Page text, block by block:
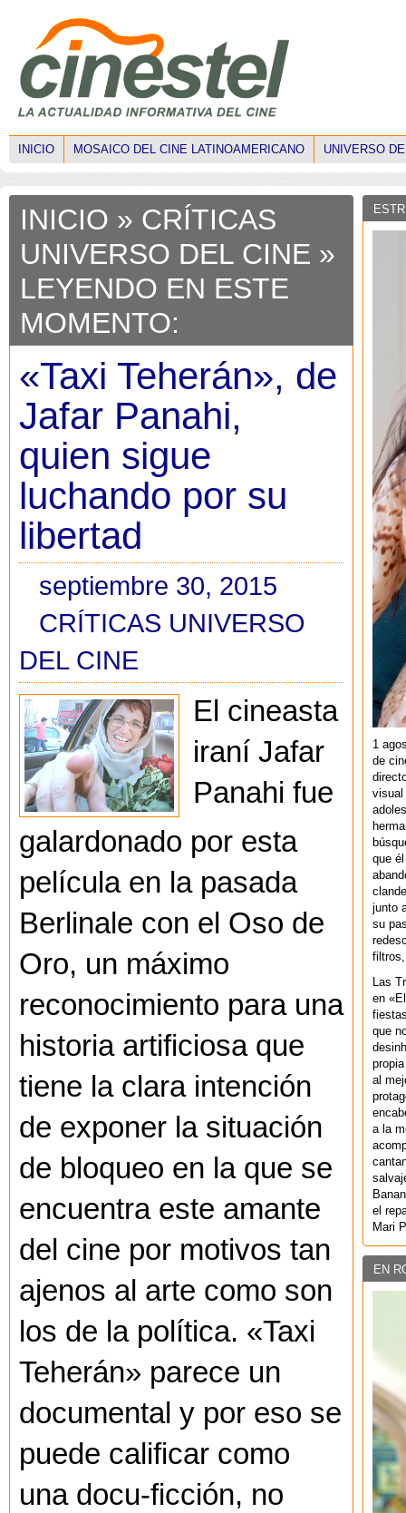
INICIO MOSAICO DEL CINE LATINOAMERICANO UNIVERSO
INICIO » CRÍTICAS
UNIVERSO DEL CINE »
LEYENDO EN ESTE
MOMENTO:
«Taxi Teherán», de
Jafar Panahi,
quien sigue
luchando por su
libertad
septiembre 30, 2015
CRÍTICAS UNIVERSO
DEL CINE
El cineasta
iraní Jafar
Panahi fue
galardonado por esta
película en la pasada
Berlinale con el Oso de
Oro, un máximo
reconocimiento para una
historia artificiosa que
tiene la clara intención
de exponer la situación
de bloqueo en la que se
encuentra este amante
del cine por motivos tan
ajenos al arte como son
los de la política. «Taxi
Teherán» parece un
documental y por eso se
puede calificar como
una docu-ficción, no
1
de
visual
que
junto
su
filtros,
Las
en
que
al
a la
el
Mari
EN